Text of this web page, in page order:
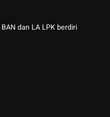
dan LA LPK berdiri